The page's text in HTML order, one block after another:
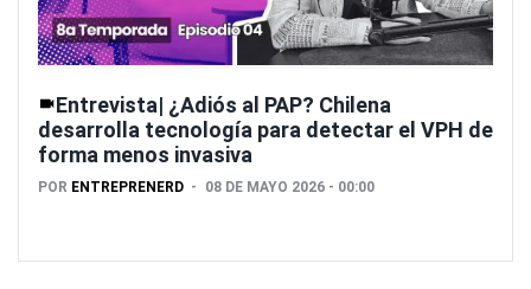
Entrevista| ¿Adiós al PAP? Chilena
desarrolla tecnología para detectar el VPH de
forma menos invasiva
POR ENTREPRENERD 08 DE MAYO 2026 - 00:00